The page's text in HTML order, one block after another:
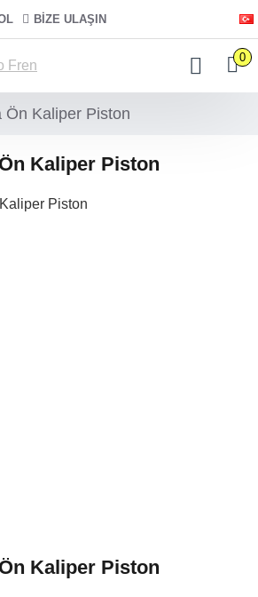
BIZE ULAŞIN
0
Ön Kaliper Piston
Kaliper Piston
Kaliper Piston